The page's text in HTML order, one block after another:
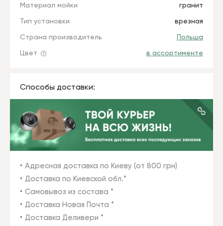
Материал мойки гранит
Тип установки врезная
Страна производитель Польша
Цвет в ассортименте
Способы доставки:
Адресная доставка по Киеву (от 800 грн)
Доставка по Киевской обл.*
Самовывоз из состава *
Доставка Новая Почта *
Доставка Деливери *